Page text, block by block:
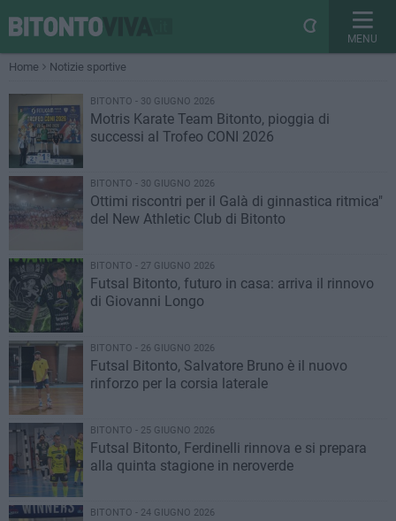
MENU
Home Notizie sportive
BITONTO - 30 GIUGNO 2026
Motris Karate Team Bitonto, pioggia di
successi al Trofeo CONI 2026
BITONTO - 30 GIUGNO 2026
Ottimi riscontri per il Galà di ginnastica ritmica"
del New Athletic Club di Bitonto
BITONTO - 27 GIUGNO 2026
Futsal Bitonto, futuro in casa: arriva il rinnovo
di Giovanni Longo
BITONTO - 26 GIUGNO 2026
Futsal Bitonto, Salvatore Bruno è il nuovo
rinforzo per la corsia laterale
BITONTO - 25 GIUGNO 2026
Futsal Bitonto, Ferdinelli rinnova e si prepara
alla quinta stagione in neroverde
BITONTO - 24 GIUGNO 2026